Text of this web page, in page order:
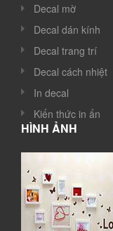
Decal mờ
Decal dán kính
Decal trang trí
Decal cách nhiệt
In decal
Kiến thức in ấn
HÌNH ẢNH